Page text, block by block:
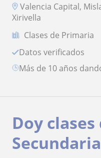
Valencia Capital,
Xirivella
Clases de Primaria
Datos verificados
más de 10 años
Doy
Secundaria